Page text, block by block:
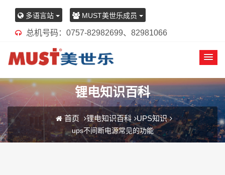
多语言站 MUST美世乐成员
总机号码：0757-82982699、82981066
锂电知识百科
首页 锂电知识百科 UPS知识
ups不间断电源常见的功能